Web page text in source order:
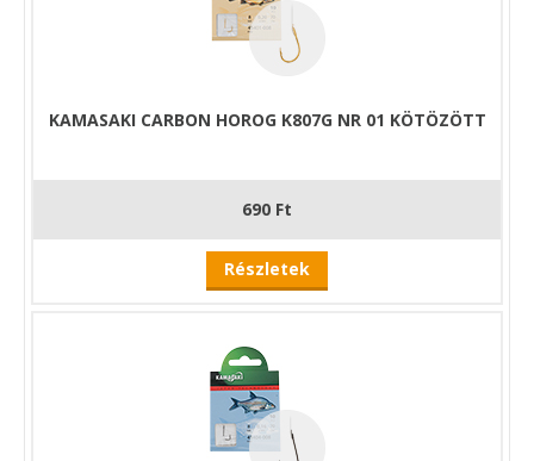
KAMASAKI CARBON HOROG K807G NR 01 KÖTÖZÖTT
690 Ft
Részletek